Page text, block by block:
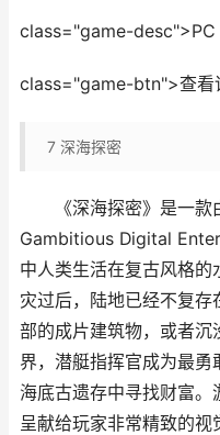
class="game-desc">PC
class="game-btn">查看
7 深海探密
《深海探密》是一款
Gambitious Digital
中人类生活在复古风格
灾过后，陆地已经不复
部的成片建筑物，或者
界，潜艇指挥官成为最
海底古遗存中寻找财富。
呈献给玩家非常精致的